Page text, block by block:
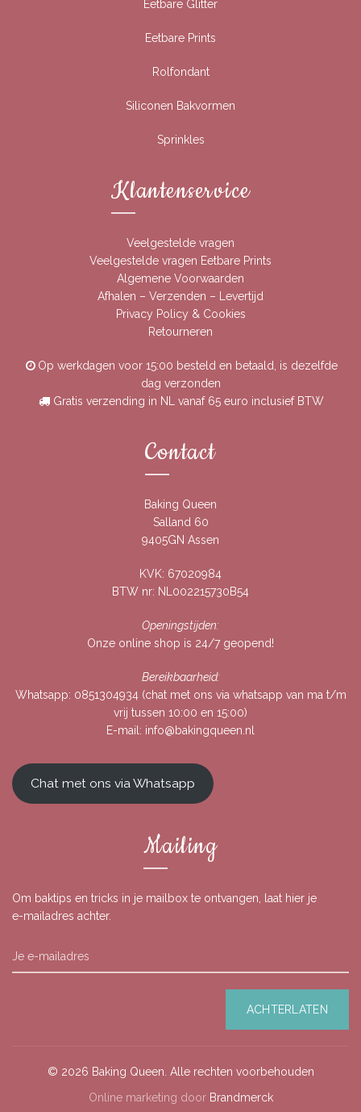
Eetbare Glitter
Eetbare Prints
Rolfondant
Siliconen Bakvormen
Sprinkles
Klantenservice
Veelgestelde vragen
Veelgestelde vragen Eetbare Prints
Algemene Voorwaarden
Afhalen – Verzenden – Levertijd
Privacy Policy & Cookies
Retourneren
Op werkdagen voor 15:00 besteld en betaald, is dezelfde
dag verzonden
Gratis verzending in NL vanaf 65 euro inclusief BTW
Contact
Baking Queen
Salland 60
9405GN Assen
KVK: 67020984
BTW nr: NL002215730B54
Openingstijden:
Onze online shop is 24/7 geopend!
Bereikbaarheid:
Whatsapp: 0851304934(chat met ons via whatsapp van ma t/m
vrij tussen 10:00 en 15:00)
E-mail: info@bakingqueen.nl
Chat met ons via Whatsapp
Mailing
Om baktips en tricks in je mailbox te ontvangen, laat hier je
e-mailadres achter.
© 2026 Baking Queen . Alle rechten voorbehouden
Online marketing door Brandmerck